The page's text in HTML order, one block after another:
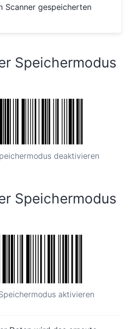
Scanner gespeicherten
Speichermodus
deaktivieren
Speichermodus
aktivieren